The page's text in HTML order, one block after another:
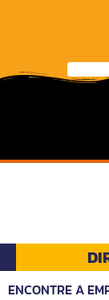
ENCONTRE A